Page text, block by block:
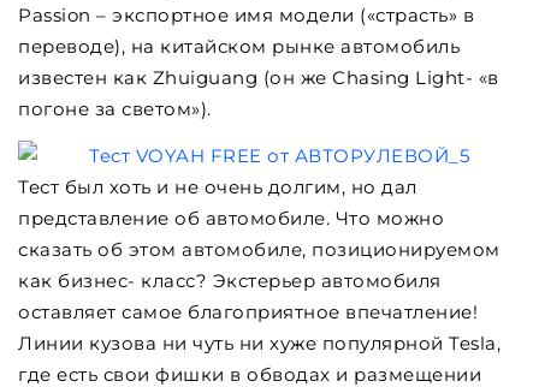
Passion – экспортное имя модели («страсть» в
переводе), на китайском рынке автомобиль
известен как Zhuiguang (он же Chasing Light- «в
погоне за светом»).
Тест был хоть и не очень долгим, но дал
представление об автомобиле. Что можно
сказать об этом автомобиле, позиционируемом
как бизнес- класс? Экстерьер автомобиля
оставляет самое благоприятное впечатление!
Линии кузова ни чуть ни хуже популярной Tesla,
где есть свои фишки в обводах и размещении